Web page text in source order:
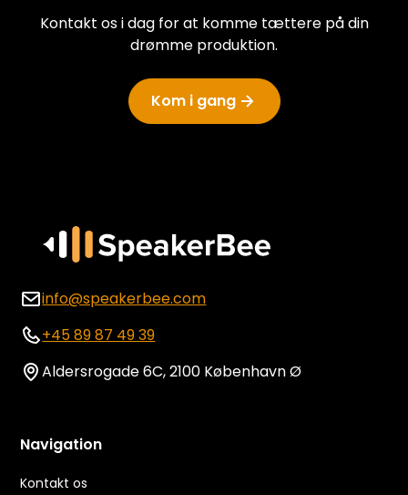
Kontakt os i dag for at komme tættere på din
drømme produktion.
Kom i gang
info@speakerbee.com
+45 89 87 49 39
Aldersrogade 6C, 2100 København Ø
Navigation
Kontakt os